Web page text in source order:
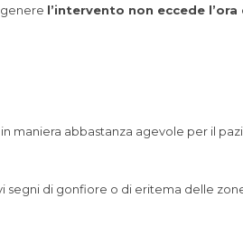
l’intervento non eccede
maniera abbastanza agevole per il
segni di gonfiore o di eritema delle